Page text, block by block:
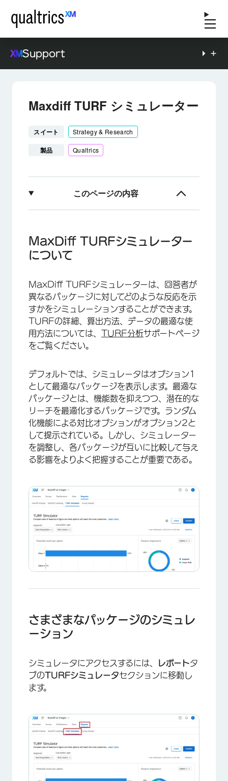
Support
Maxdiff TURF シミュレーター
スイート Strategy & Research
製品 Qualtrics
このページの内容
さまざまなパッケージのシミュレーション
オプションごとの潜在的リーチと機能の重要性
セグメント
シミュレータのリフレッシュ
MaxDiff TURFシミュレーター
について
MaxDiff TURFシミュレーターは、回答者が
異なるパッケージに対してどのような反応を示
すかをシミュレーションすることができます。
TURFの詳細、算出方法、データの最適な使
用方法については、 TURF分析サポートページ
をご覧ください。
デフォルトでは、シミュレータはオプション1
として最適なパッケージを表示します。最適な
パッケージとは、機能数を抑えつつ、潜在的な
リーチを最適化するパッケージです。ランダム
化機能による対比オプションがオプション2と
して提示されている。しかし、シミュレーター
を調整し、各パッケージが互いに比較して与え
る影響をよりよく把握することが重要である。
さまざまなパッケージのシミュレ
ーション
シミュレータにアクセスするには、 レポートタ
ブのTURFシミュレータセクションに移動し
ます。